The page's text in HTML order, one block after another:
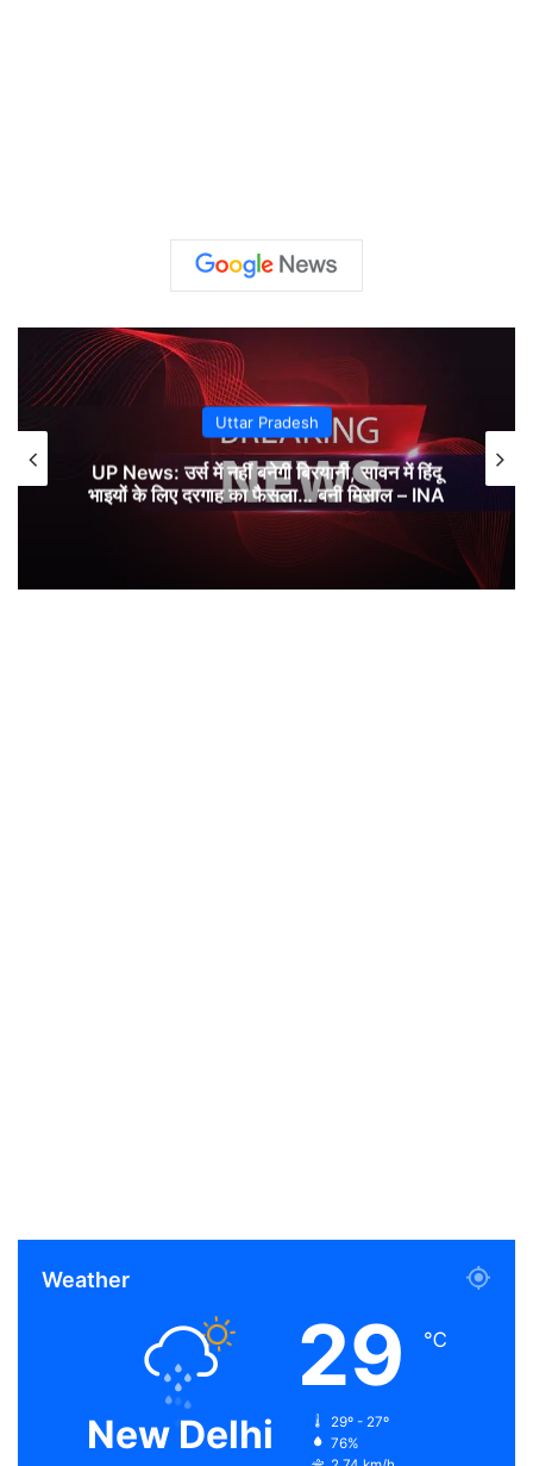
Uttar Pradesh
UP News: उर्स में नहीं बनेगी बिरयानी, सावन में हिंदू
भाइयों के लिए दरगाह का फैसला… बनी मिसाल – INA
Weather
New Delhi
29 ℃
29º - 27º
76%